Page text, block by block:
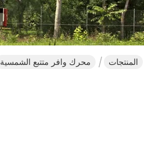
المنتجات محرك وافر متتبع الشمسية